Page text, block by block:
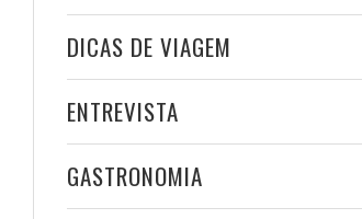
DICAS DE VIAGEM
ENTREVISTA
GASTRONOMIA